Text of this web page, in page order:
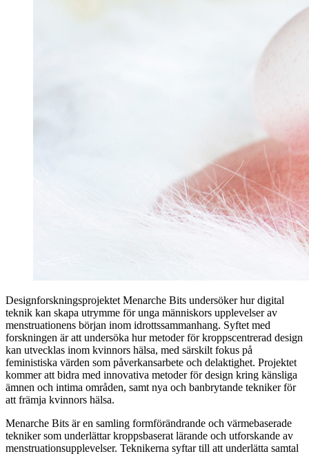
Designforskningsprojektet Menarche Bits undersöker hur digital
teknik kan skapa utrymme för unga människors upplevelser av
menstruationens början inom idrottssammanhang. Syftet med
forskningen är att undersöka hur metoder för kroppscentrerad design
kan utvecklas inom kvinnors hälsa, med särskilt fokus på
feministiska värden som påverkansarbete och delaktighet. Projektet
kommer att bidra med innovativa metoder för design kring känsliga
ämnen och intima områden, samt nya och banbrytande tekniker för
att främja kvinnors hälsa.
Menarche Bits är en samling formförändrande och värmebaserade
tekniker som underlättar kroppsbaserat lärande och utforskande av
menstruationsupplevelser. Teknikerna syftar till att underlätta samtal